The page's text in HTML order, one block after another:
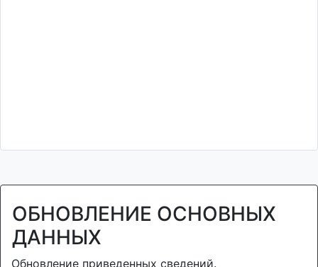
ОБНОВЛЕНИЕ ОСНОВНЫХ
ДАННЫХ
Обновление приведенных сведений.